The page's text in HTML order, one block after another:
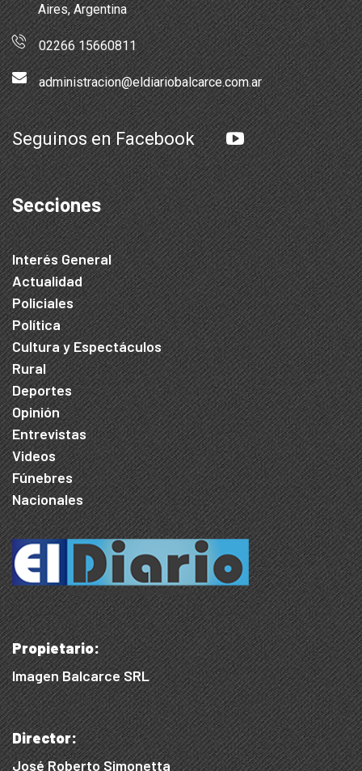
Aires, Argentina
02266 15660811
administracion@eldiariobalcarce.com.ar
Seguinos en Facebook
Secciones
Interés General
Actualidad
Policiales
Política
Cultura y Espectáculos
Rural
Deportes
Opinión
Entrevistas
Videos
Fúnebres
Nacionales
Propietario:
Imagen Balcarce SRL
Director:
José Roberto Simonetta